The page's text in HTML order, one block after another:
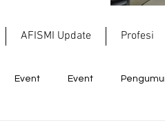
AFISMI Update Profesi
Event Event